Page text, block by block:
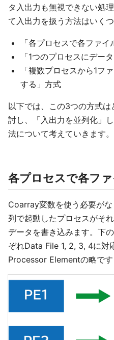
タ入出力も無視できない処
て入出力を扱う方法はいく
「各プロセスで各ファ
「1つのプロセスにデー
「複数プロセスから1フ
する」方式
以下では、この3つの方式
討し、「入出力を並列化」
法について考えていきます。
各プロセスで各フ
Coarray変数を使う必要が
列で起動したプロセスがそ
データを書き込みます。下
ぞれData File 1, 2, 3, 4に対
Processor Elementの略です